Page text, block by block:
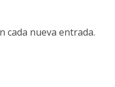
cada nueva entrada.